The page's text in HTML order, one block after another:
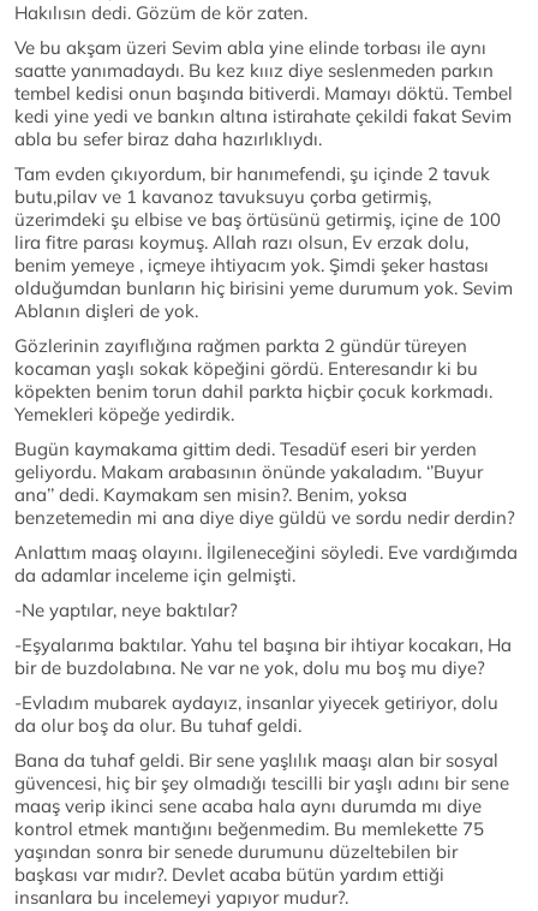
Hakılısın dedi. Gözüm de kör zaten.
Ve bu akşam üzeri Sevim abla yine elinde torbası ile aynı
saatte yanımadaydı. Bu kez kııız diye seslenmeden parkın
tembel kedisi onun başında bitiverdi. Mamayı döktü. Tembel
kedi yine yedi ve bankın altına istirahate çekildi fakat Sevim
abla bu sefer biraz daha hazırlıklıydı.
Tam evden çıkıyordum, bir hanımefendi, şu içinde 2 tavuk
butu,pilav ve 1 kavanoz tavuksuyu çorba getirmiş,
üzerimdeki şu elbise ve baş örtüsünü getirmiş, içine de 100
lira fitre parası koymuş. Allah razı olsun, Ev erzak dolu,
benim yemeye , içmeye ihtiyacım yok. Şimdi şeker hastası
olduğumdan bunların hiç birisini yeme durumum yok. Sevim
Ablanın dişleri de yok.
Gözlerinin zayıflığına rağmen parkta 2 gündür türeyen
kocaman yaşlı sokak köpeğini gördü. Enteresandır ki bu
köpekten benim torun dahil parkta hiçbir çocuk korkmadı.
Yemekleri köpeğe yedirdik.
Bugün kaymakama gittim dedi. Tesadüf eseri bir yerden
geliyordu. Makam arabasının önünde yakaladım. ‘’Buyur
ana’’ dedi. Kaymakam sen misin?. Benim, yoksa
benzetemedin mi ana diye diye güldü ve sordu nedir derdin?
Anlattım maaş olayını. İlgileneceğini söyledi. Eve vardığımda
da adamlar inceleme için gelmişti.
-Ne yaptılar, neye baktılar?
-Eşyalarıma baktılar. Yahu tel başına bir ihtiyar kocakarı, Ha
bir de buzdolabına. Ne var ne yok, dolu mu boş mu diye?
-Evladım mubarek aydayız, insanlar yiyecek getiriyor, dolu
da olur boş da olur. Bu tuhaf geldi.
Bana da tuhaf geldi. Bir sene yaşlılık maaşı alan bir sosyal
güvencesi, hiç bir şey olmadığı tescilli bir yaşlı adını bir sene
maaş verip ikinci sene acaba hala aynı durumda mı diye
kontrol etmek mantığını beğenmedim. Bu memlekette 75
yaşından sonra bir senede durumunu düzeltebilen bir
başkası var mıdır?. Devlet acaba bütün yardım ettiği
insanlara bu incelemeyi yapıyor mudur?.